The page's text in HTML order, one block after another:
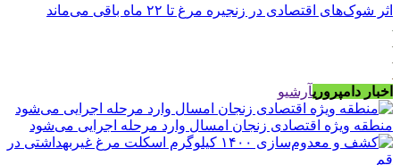
اثر شوک‌های اقتصادی در زنجیره مرغ تا ۲۲ ماه باقی می‌ماند
اخبار دامپروریآرشیو
منطقه ویژه اقتصادی زنجان امسال وارد مرحله اجرایی می‌شود